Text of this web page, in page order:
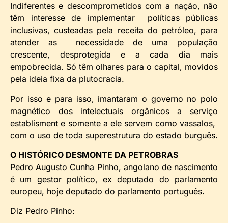
Indiferentes e descomprometidos com a nação, não
têm interesse de implementar políticas públicas
inclusivas, custeadas pela receita do petróleo, para
atender as necessidade de uma população
crescente, desprotegida e a cada dia mais
empobrecida. Só têm olhares para o capital, movidos
pela ideia fixa da plutocracia.
Por isso e para isso, imantaram o governo no polo
magnético dos intelectuais orgânicos a serviço
establisment e somente a ele servem como vassalos,
com o uso de toda superestrutura do estado burguês.
O HISTÓRICO DESMONTE DA PETROBRAS
Pedro Augusto Cunha Pinho, angolano de nascimento
é um gestor político, ex deputado do parlamento
europeu, hoje deputado do parlamento português.
Diz Pedro Pinho: